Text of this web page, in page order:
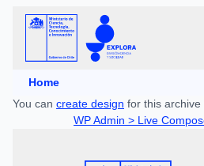
Home
You can create design for this archive
WP Admin > Live